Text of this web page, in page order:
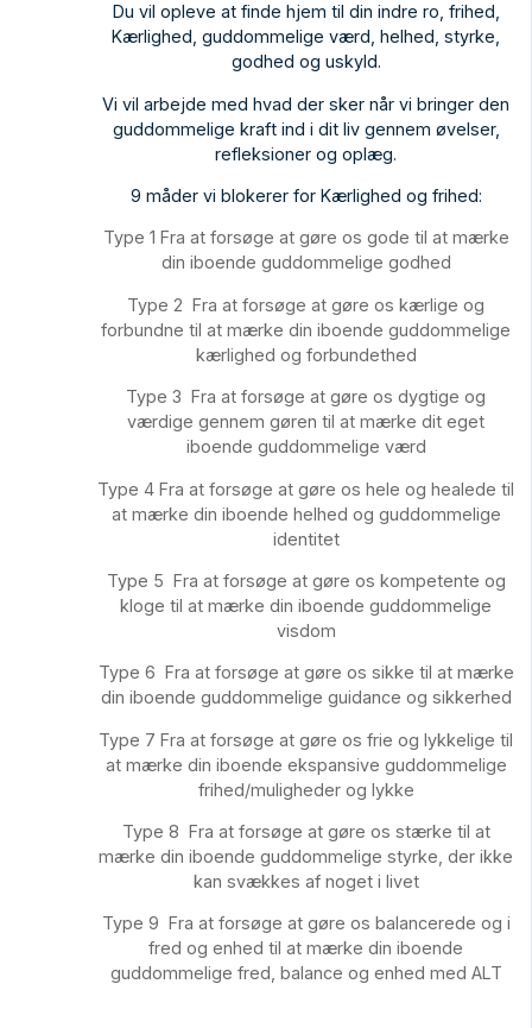
Du vil opleve at finde hjem til din indre ro, frihed,
Kærlighed, guddommelige værd, helhed, styrke,
godhed og uskyld.
Vi vil arbejde med hvad der sker når vi bringer den
guddommelige kraft ind i dit liv gennem øvelser,
refleksioner og oplæg.
9 måder vi blokerer for Kærlighed og frihed:
Type 1 Fra at forsøge at gøre os gode til at mærke
din iboende guddommelige godhed
Type 2 Fra at forsøge at gøre os kærlige og
forbundne til at mærke din iboende guddommelige
kærlighed og forbundethed
Type 3 Fra at forsøge at gøre os dygtige og
værdige gennem gøren til at mærke dit eget
iboende guddommelige værd
Type 4 Fra at forsøge at gøre os hele og healede til
at mærke din iboende helhed og guddommelige
identitet
Type 5 Fra at forsøge at gøre os kompetente og
kloge til at mærke din iboende guddommelige
visdom
Type 6 Fra at forsøge at gøre os sikke til at mærke
din iboende guddommelige guidance og sikkerhed
Type 7 Fra at forsøge at gøre os frie og lykkelige til
at mærke din iboende ekspansive guddommelige
frihed/muligheder og lykke
Type 8 Fra at forsøge at gøre os stærke til at
mærke din iboende guddommelige styrke, der ikke
kan svækkes af noget i livet
Type 9 Fra at forsøge at gøre os balancerede og i
fred og enhed til at mærke din iboende
guddommelige fred, balance og enhed med ALT